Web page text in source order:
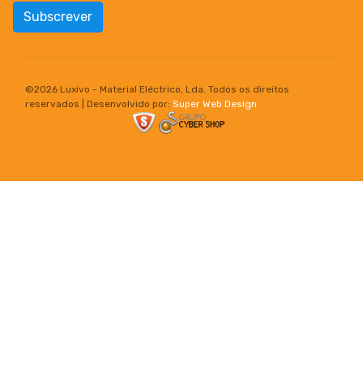
Subscrever
©2026 Luxivo - Material Eléctrico, Lda. Todos os direitos
reservados | Desenvolvido por: Super Web Design